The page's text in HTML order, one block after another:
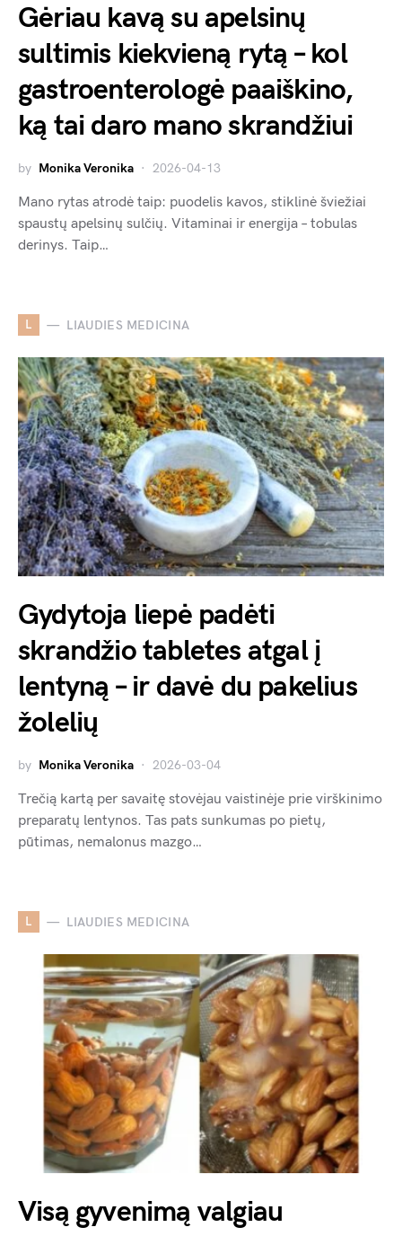
Gėriau kavą su apelsinų
sultimis kiekvieną rytą – kol
gastroenterologė paaiškino,
ką tai daro mano skrandžiui
by Monika Veronika 2026-04-13
Mano rytas atrodė taip: puodelis kavos, stiklinė šviežiai
spaustų apelsinų sulčių. Vitaminai ir energija – tobulas
derinys. Taip…
L LIAUDIES MEDICINA
Gydytoja liepė padėti
skrandžio tabletes atgal į
lentyną – ir davė du pakelius
žolelių
by Monika Veronika 2026-03-04
Trečią kartą per savaitę stovėjau vaistinėje prie virškinimo
preparatų lentynos. Tas pats sunkumas po pietų,
pūtimas, nemalonus mazgo…
L LIAUDIES MEDICINA
Visą gyvenimą valgiau